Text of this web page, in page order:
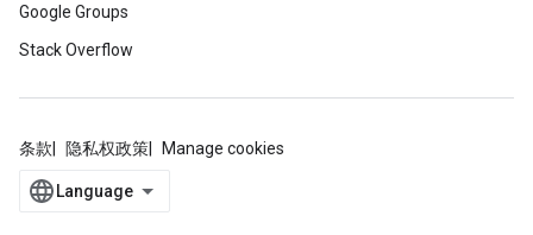
Google Groups
Stack Overflow
条款 隐私权政策 Manage cookies